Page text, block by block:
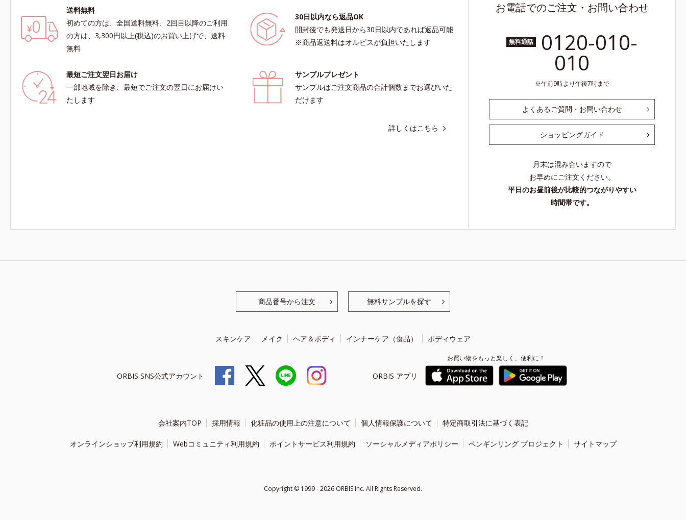
送料無料
初めての方は、全国送料無料、2回目以降のご利用
の方は、3,300円以上(税込)のお買い上げで、送料
無料
30日以内なら返品OK
開封後でも発送日から30日以内であれば返品可能
※商品返送料はオルビスが負担いたします
最短ご注文翌日お届け
一部地域を除き、最短でご注文の翌日にお届けい
たします
サンプルプレゼント
サンプルはご注文商品の合計個数までお選びいた
だけます
詳しくはこちら
お電話でのご注文・お問い合わせ
無料通話 0120-010-
010
午前9時より午後7時まで
よくあるご質問・お問い合わせ
ショッピングガイド
月末は混み合いますので
お早めにご注文ください。
平日のお昼前後が比較的つながりやすい
時間帯です。
商品番号から注文 無料サンプルを探す
スキンケア メイク ヘア＆ボディ インナーケア（食品） ボディウェア
ORBIS SNS公式アカウント ORBIS アプリ
お買い物をもっと楽しく、便利に！
会社案内TOP 採用情報 化粧品の使用上の注意について 個人情報保護について 特定商取引法に基づく表記
オンラインショップ利用規約 Webコミュニティ利用規約 ポイントサービス利用規約 ソーシャルメディアポリシー ペンギンリング プロジェクト サイトマップ
Copyright © 1999 - 2026 ORBIS Inc. All Rights Reserved.